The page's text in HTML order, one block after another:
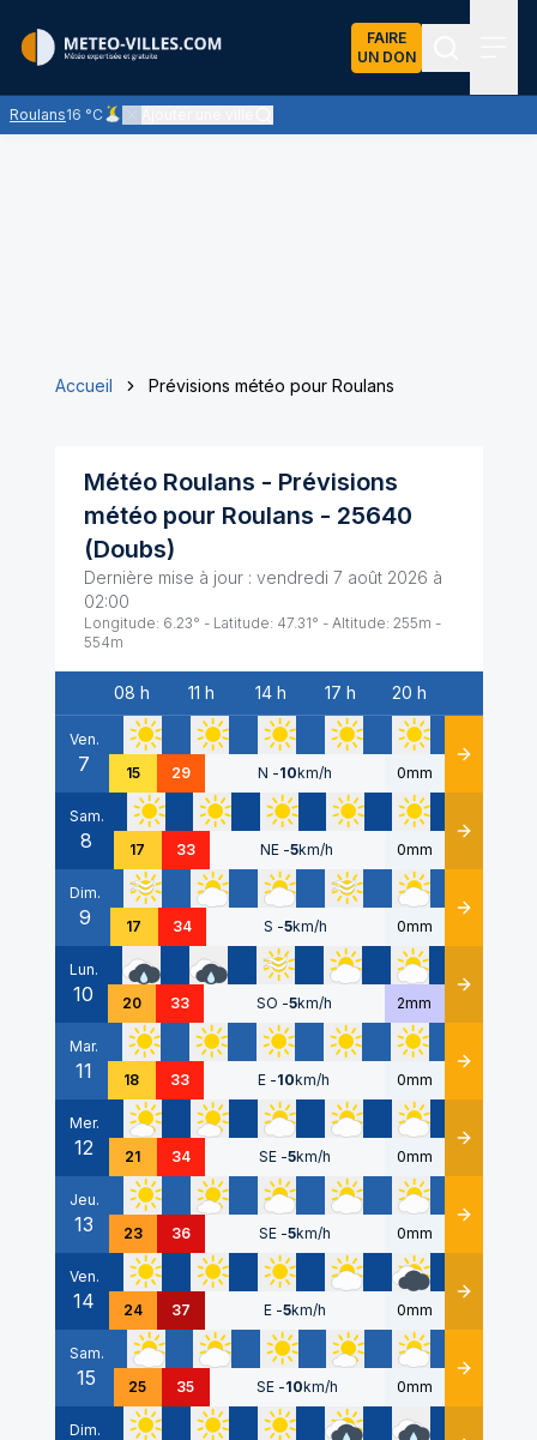
FAIRE
UN DON
Roulans16 °C
Ciel peu nuageux - les éclaircies dominent largement
Accueil Prévisions météo pour Roulans
Météo Roulans - Prévisions
météo pour Roulans - 25640
(Doubs)
Dernière mise à jour : vendredi 7 août 2026 à
02:00
Longitude: 6.23° - Latitude: 47.31° - Altitude: 255m -
554m
Date
08 h 11 h 14 h 17 h 20 h
Ven.
7 15 29 N -10km/h 0mm Détails
Sam.
8 17 33 NE -5km/h 0mm Détails
Dim.
9 17 34 S -5km/h 0mm Détails
Lun.
10 20 33 SO -5km/h 2mm Détails
Mar.
11 18 33 E -10km/h 0mm Détails
Mer.
12 21 34 SE -5km/h 0mm Détails
Jeu.
13 23 36 SE -5km/h 0mm Détails
Ven.
14 24 37 E -5km/h 0mm Détails
Sam.
15 25 35 SE -10km/h 0mm Détails
Dim.